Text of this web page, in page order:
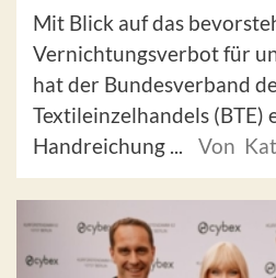
Mit Blick auf das
Vernichtungsverbot für
hat der Bundesverband
Textileinzelhandels (BTE)
Handreichung ...
Von